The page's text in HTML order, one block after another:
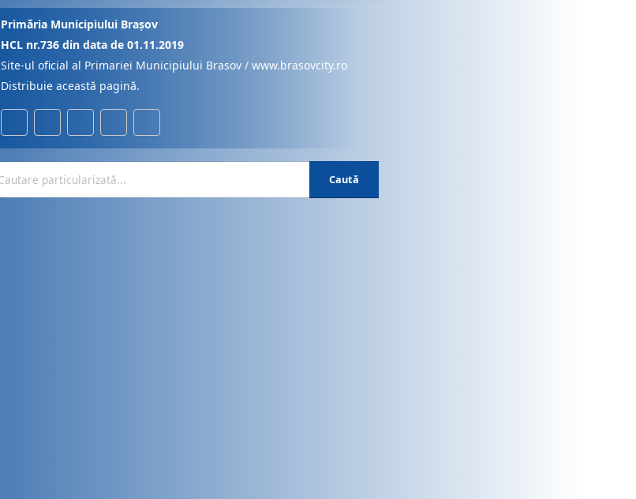
Primăria Municipiului Brașov
HCL nr.736 din data de 01.11.2019
Site-ul oficial al Primariei Municipiului Brasov / www.brasovcity.ro
Distribuie această pagină.
Caută